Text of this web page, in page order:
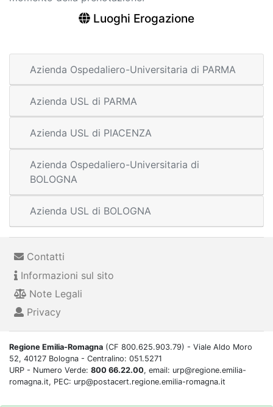
Luoghi Erogazione
Azienda Ospedaliero-Universitaria di PARMA
Azienda USL di PARMA
Azienda USL di PIACENZA
Azienda Ospedaliero-Universitaria di
BOLOGNA
Azienda USL di BOLOGNA
Contatti
Informazioni sul sito
Note Legali
Privacy
Regione Emilia-Romagna (CF 800.625.903.79) - Viale Aldo Moro
52, 40127 Bologna - Centralino: 051.5271
URP - Numero Verde: 800 66.22.00, email: urp@regione.emilia-
romagna.it, PEC: urp@postacert.regione.emilia-romagna.it